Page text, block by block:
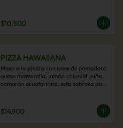
$10.500
PIZZA HAWAIIANA
Masa a la piedra con base de pomodoro,
queso mozzarella, jamón colonial, piña,
camarón ecuatoriano, esta sabrosa pizza
$14.900